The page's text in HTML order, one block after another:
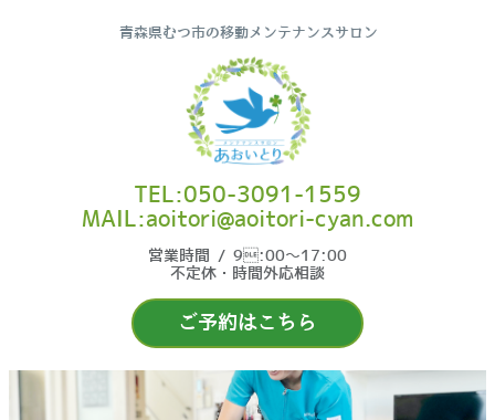
青森県むつ市の移動メンテナンスサロン
ご予約はこちら
TEL:050-3091-1559
MAIL:aoitori@aoitori-cyan.com
営業時間 / 9:00〜17:00
不定休・時間外応相談